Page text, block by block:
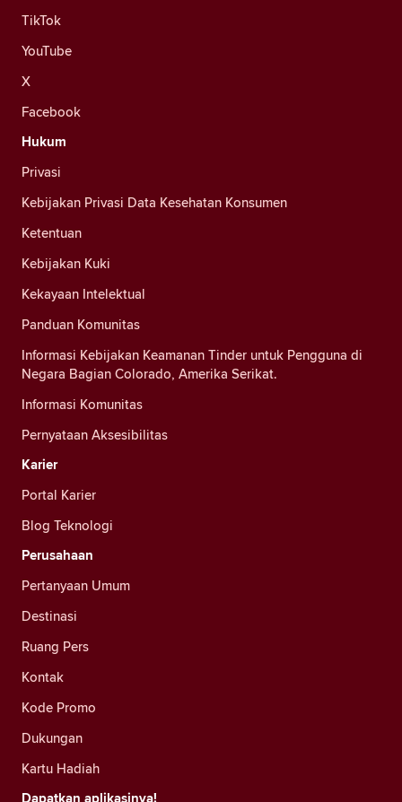
TikTok
YouTube
X
Facebook
Hukum
Privasi
Kebijakan Privasi Data Kesehatan Konsumen
Ketentuan
Kebijakan Kuki
Kekayaan Intelektual
Panduan Komunitas
Informasi Kebijakan Keamanan Tinder untuk Pengguna di
Negara Bagian Colorado, Amerika Serikat.
Informasi Komunitas
Pernyataan Aksesibilitas
Karier
Portal Karier
Blog Teknologi
Perusahaan
Pertanyaan Umum
Destinasi
Ruang Pers
Kontak
Kode Promo
Dukungan
Kartu Hadiah